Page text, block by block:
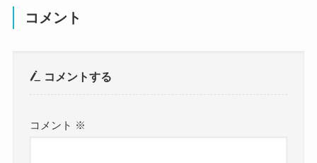
コメント
コメントする
コメント ※